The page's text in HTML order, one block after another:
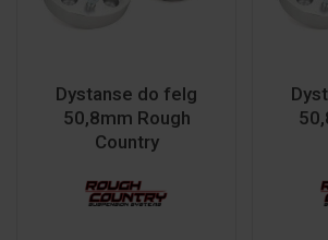
Dystanse do felg
50,8mm Rough
Country